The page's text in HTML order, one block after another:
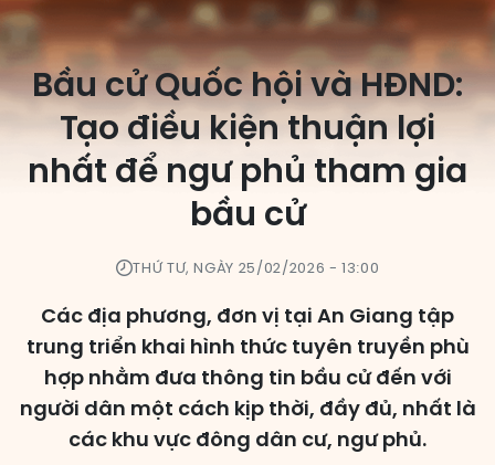
Tin nổi bật
Dư luận quốc tế
Hỏi đáp bầu cử
Bầu cử địa phương
E-magazine
Infographic
SỐ LIỆU BẦU CỬ
Cử tri tham gia bầu cử
Tổng số đại biểu quốc hội
Nữ đại biểu Quốc hội
Bầu cử Quốc hội và HĐND:
Tạo điều kiện thuận lợi
nhất để ngư phủ tham gia
bầu cử
THỨ TƯ, NGÀY 25/02/2026 - 13:00
Các địa phương, đơn vị tại An Giang tập
trung triển khai hình thức tuyên truyền phù
hợp nhằm đưa thông tin bầu cử đến với
người dân một cách kịp thời, đầy đủ, nhất là
các khu vực đông dân cư, ngư phủ.